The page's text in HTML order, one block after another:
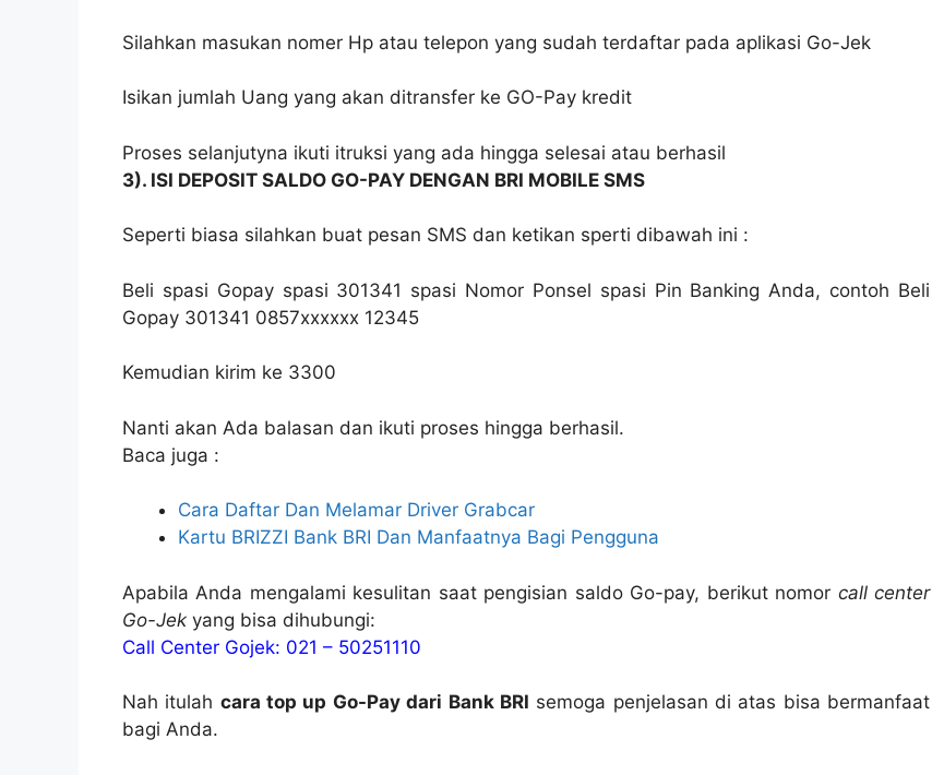
Silahkan masukan nomer Hp atau telepon yang sudah terdaftar pada aplikasi Go-Jek
Isikan jumlah Uang yang akan ditransfer ke GO-Pay kredit
Proses selanjutyna ikuti itruksi yang ada hingga selesai atau berhasil
3). ISI DEPOSIT SALDO GO-PAY DENGAN BRI MOBILE SMS
Seperti biasa silahkan buat pesan SMS dan ketikan sperti dibawah ini :
Beli spasi Gopay spasi 301341 spasi Nomor Ponsel spasi Pin Banking Anda, contoh Beli
Gopay 301341 0857xxxxxx 12345
Kemudian kirim ke 3300
Nanti akan Ada balasan dan ikuti proses hingga berhasil.
Baca juga :
Cara Daftar Dan Melamar Driver Grabcar
Kartu BRIZZI Bank BRI Dan Manfaatnya Bagi Pengguna
Apabila Anda mengalami kesulitan saat pengisian saldo Go-pay, berikut nomor call center
Go-Jek yang bisa dihubungi:
Call Center Gojek: 021 – 50251110
Nah itulah cara top up Go-Pay dari Bank BRI semoga penjelasan di atas bisa bermanfaat
bagi Anda.